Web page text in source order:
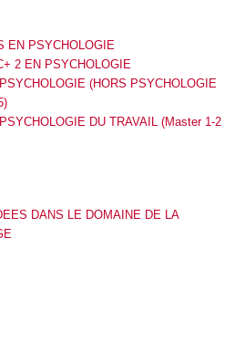
EN PSYCHOLOGIE
2 EN PSYCHOLOGIE
(HORS PSYCHOLOGIE
DU TRAVAIL (Master 1-2
DANS LE DOMAINE DE LA